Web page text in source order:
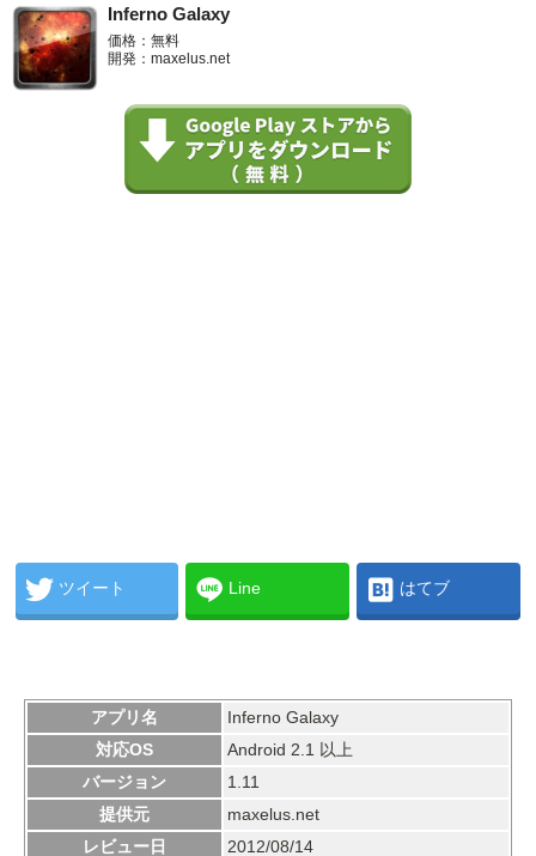
Inferno Galaxy
価格：無料
開発：maxelus.net
ツイート Line はてブ
アプリ名
Inferno Galaxy
対応OS
Android 2.1 以上
バージョン
1.11
提供元
maxelus.net
レビュー日
2012/08/14